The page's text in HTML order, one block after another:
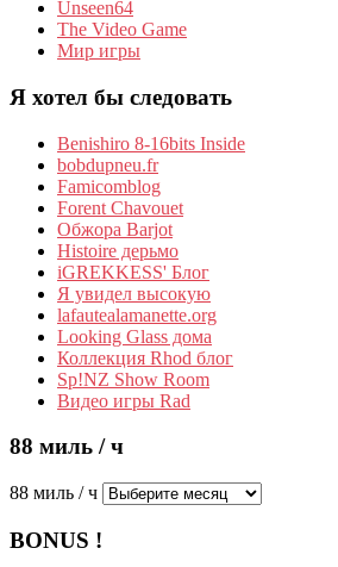
Unseen64
The Video Game
Мир игры
Я хотел бы следовать
Benishiro 8-16bits Inside
bobdupneu.fr
Famicomblog
Forent Chavouet
Обжора Barjot
Histoire дерьмо
iGREKKESS' Блог
Я увидел высокую
lafautealamanette.org
Looking Glass дома
Коллекция Rhod блог
Sp!NZ Show Room
Видео игры Rad
88 миль / ч
88 миль / ч
BONUS !